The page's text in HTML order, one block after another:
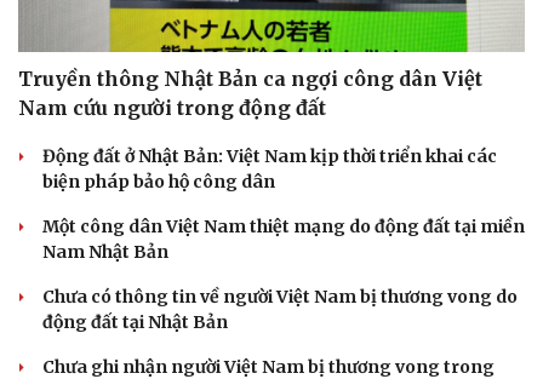
Truyền thông Nhật Bản ca ngợi công dân Việt
Nam cứu người trong động đất
Động đất ở Nhật Bản: Việt Nam kịp thời triển khai các
biện pháp bảo hộ công dân
Một công dân Việt Nam thiệt mạng do động đất tại miền
Nam Nhật Bản
Chưa có thông tin về người Việt Nam bị thương vong do
động đất tại Nhật Bản
Chưa ghi nhận người Việt Nam bị thương vong trong